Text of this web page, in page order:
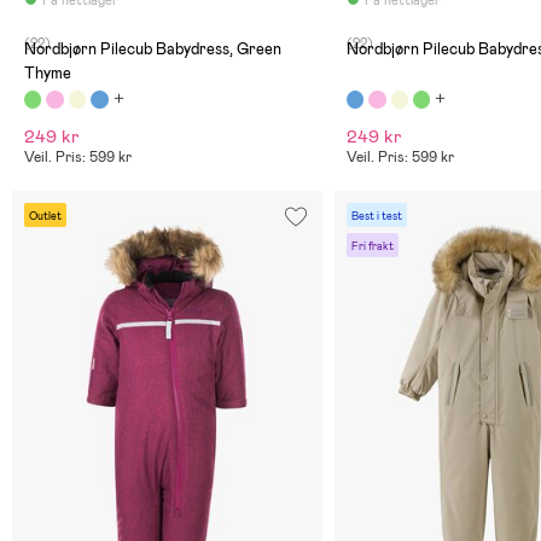
(22)
Nordbjørn Pilecub Babydress, Green
Thyme
249 kr
Veil. Pris: 599 kr
(22)
Nordbjørn Pilecub
249 kr
Veil. Pris: 599 kr
Outlet Best i test
Fri frakt